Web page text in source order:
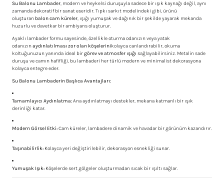
Su Balonu Lambader, modern ve heykelsi duruşuyla sadece bir ışık kaynağı değil, aynı
zamanda dekoratif bir sanat eseridir. Tıpkı sarkıt modelindeki gibi, ürünü
oluşturan balon cam küreler, ışığı yumuşak ve dağınık bir şekilde yayarak mekanda
huzurlu ve davetkar bir ambiyans oluşturur.
Ayaklı lambader formu sayesinde, özellikle oturma odanızın veya yatak
odanızınaydınlatılması zor olan köşelerinikolayca canlandırabilir, okuma
koltuğunuzun yanında ideal birgörev ve atmosfer ışığı sağlayabilirsiniz. Metalin sade
duruşu ve camın hafifliği, bu lambaderi her türlü modern ve minimalist dekorasyona
kolayca entegre eder.
Su Balonu Lambaderin Başlıca Avantajları:
Tamamlayıcı Aydınlatma:Ana aydınlatmayı destekler, mekana katmanlı bir ışık
derinliği katar.
Modern Görsel Etki:Cam küreler, lambadere dinamik ve havadar bir görünüm kazandırır.
Taşınabilirlik: Kolayca yeri değiştirilebilir, dekorasyon esnekliği sunar.
Yumuşak Işık: Köşelerde sert gölgeler oluşturmadan sıcak bir ışıltı sağlar.